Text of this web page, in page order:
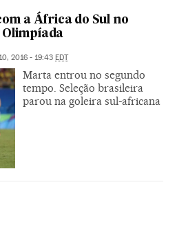
a África do Sul no
2016 - 19:43 EDT
Marta entrou no segundo
tempo. Seleção brasileira
parou na goleira sul-africana